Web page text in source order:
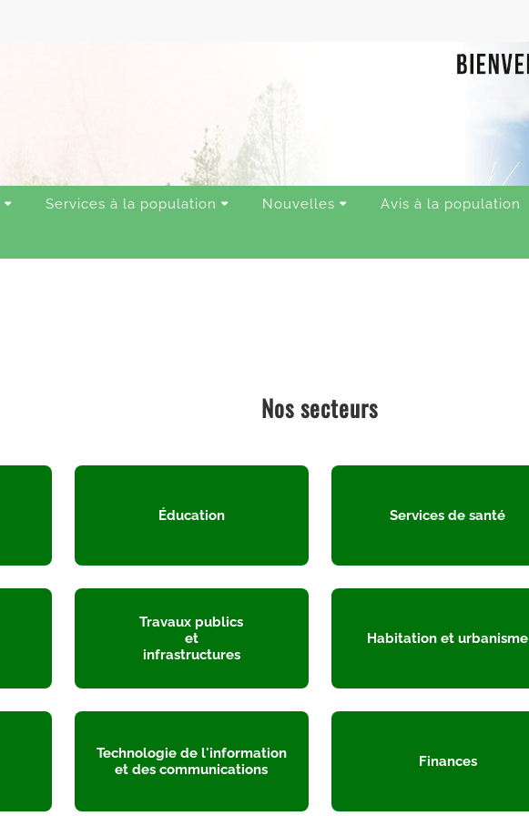
Services à la population Nouvelles Avis à la population
Nos secteurs
Éducation Services de santé
Travaux publics
et
infrastructures
Habitation et urbanisme
Technologie de l'information
et des communications
Finances